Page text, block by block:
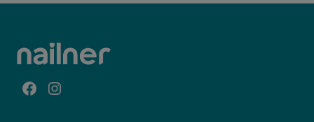
Facebook
Instagram